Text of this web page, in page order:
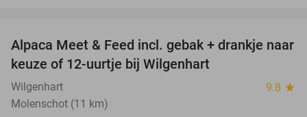
43%
Alpaca Meet & Feed incl. gebak + drankje naar
keuze of 12-uurtje bij Wilgenhart
Wilgenhart 9.8 star
Molenschot (11 km)